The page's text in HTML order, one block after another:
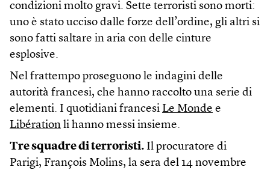
condizioni molto gravi. Sette terroristi sono morti:
uno è stato ucciso dalle forze dell’ordine, gli altri si
sono fatti saltare in aria con delle cinture
esplosive.
Nel frattempo proseguono le indagini delle
autorità francesi, che hanno raccolto una serie di
elementi. I quotidiani francesi Le Monde e
Libération li hanno messi insieme.
Tre squadre di terroristi. Il procuratore di
Parigi, François Molins, la sera del 14 novembre